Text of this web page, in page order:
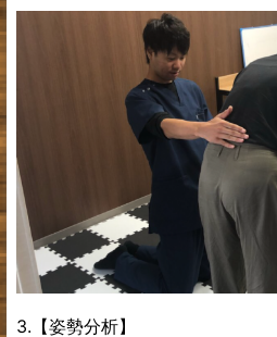
3.【姿勢分析】